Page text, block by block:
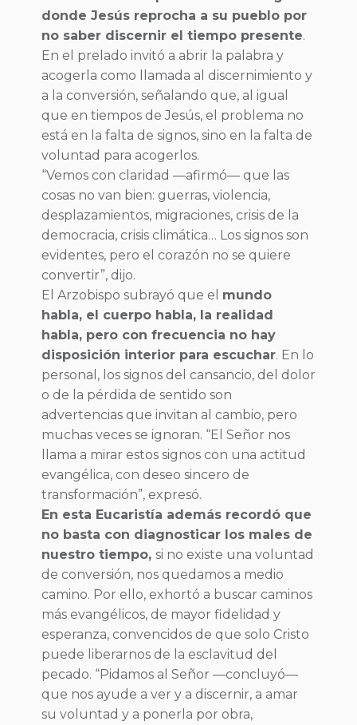
donde Jesús reprocha a su pueblo por
no saber discernir el tiempo presente.
En el prelado invitó a abrir la palabra y
acogerla como llamada al discernimiento y
a la conversión, señalando que, al igual
que en tiempos de Jesús, el problema no
está en la falta de signos, sino en la falta de
voluntad para acogerlos.
“Vemos con claridad —afirmó— que las
cosas no van bien: guerras, violencia,
desplazamientos, migraciones, crisis de la
democracia, crisis climática… Los signos son
evidentes, pero el corazón no se quiere
convertir”, dijo.
El Arzobispo subrayó que el mundo
habla, el cuerpo habla, la realidad
habla, pero con frecuencia no hay
disposición interior para escuchar. En lo
personal, los signos del cansancio, del dolor
o de la pérdida de sentido son
advertencias que invitan al cambio, pero
muchas veces se ignoran. “El Señor nos
llama a mirar estos signos con una actitud
evangélica, con deseo sincero de
transformación”, expresó.
En esta Eucaristía además recordó que
no basta con diagnosticar los males de
nuestro tiempo, si no existe una voluntad
de conversión, nos quedamos a medio
camino. Por ello, exhortó a buscar caminos
más evangélicos, de mayor fidelidad y
esperanza, convencidos de que solo Cristo
puede liberarnos de la esclavitud del
pecado. “Pidamos al Señor —concluyó—
que nos ayude a ver y a discernir, a amar
su voluntad y a ponerla por obra,